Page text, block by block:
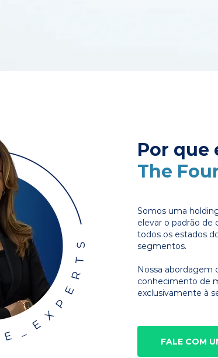
Por que
The
Somos uma
elevar o padrão
todos os estados
segmentos.
Nossa abordagem
conhecimento de
exclusivamente à
FALE COM